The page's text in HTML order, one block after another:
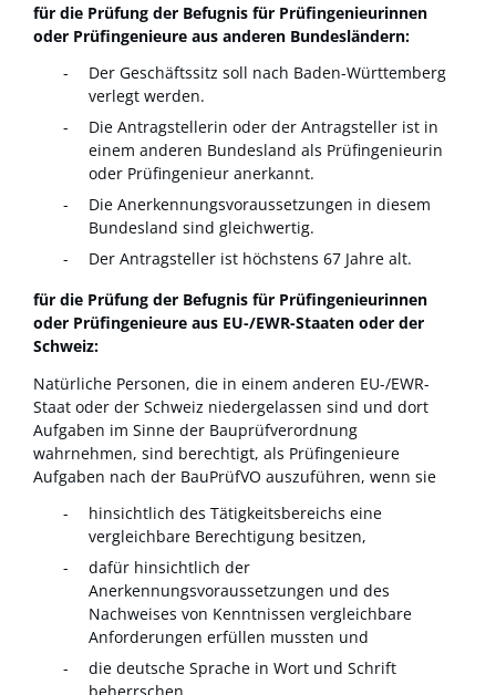
für die Prüfung der Befugnis für Prüfingenieurinnen
oder Prüfingenieure aus anderen Bundesländern:
Der Geschäftssitz soll nach Baden-Württemberg
verlegt werden.
Die Antragstellerin oder der Antragsteller ist in
einem anderen Bundesland als Prüfingenieurin
oder Prüfingenieur anerkannt.
Die Anerkennungsvoraussetzungen in diesem
Bundesland sind gleichwertig.
Der Antragsteller ist höchstens 67 Jahre alt.
für die Prüfung der Befugnis für Prüfingenieurinnen
oder Prüfingenieure aus EU-/EWR-Staaten oder der
Schweiz:
Natürliche Personen, die in einem anderen EU-/EWR-
Staat oder der Schweiz niedergelassen sind und dort
Aufgaben im Sinne der Bauprüfverordnung
wahrnehmen, sind berechtigt, als Prüfingenieure
Aufgaben nach der BauPrüfVO auszuführen, wenn sie
hinsichtlich des Tätigkeitsbereichs eine
vergleichbare Berechtigung besitzen,
dafür hinsichtlich der
Anerkennungsvoraussetzungen und des
Nachweises von Kenntnissen vergleichbare
Anforderungen erfüllen mussten und
die deutsche Sprache in Wort und Schrift